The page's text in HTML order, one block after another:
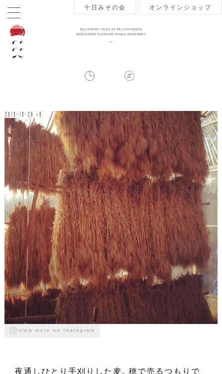
十日みその会 オンラインショップ
2013-10-29 v9
view more on Instagram
夜通しひとり手刈りした麦。穂で売るつもりで